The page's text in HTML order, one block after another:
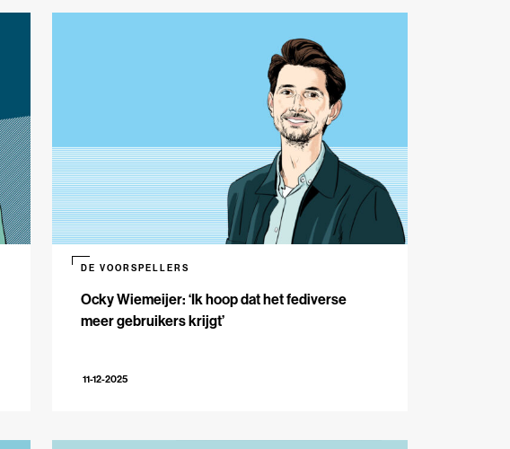
Ocky Wiemeijer: ‘Ik hoop dat het fediverse
meer gebruikers krijgt’
DE VOORSPELLERS
11-12-2025